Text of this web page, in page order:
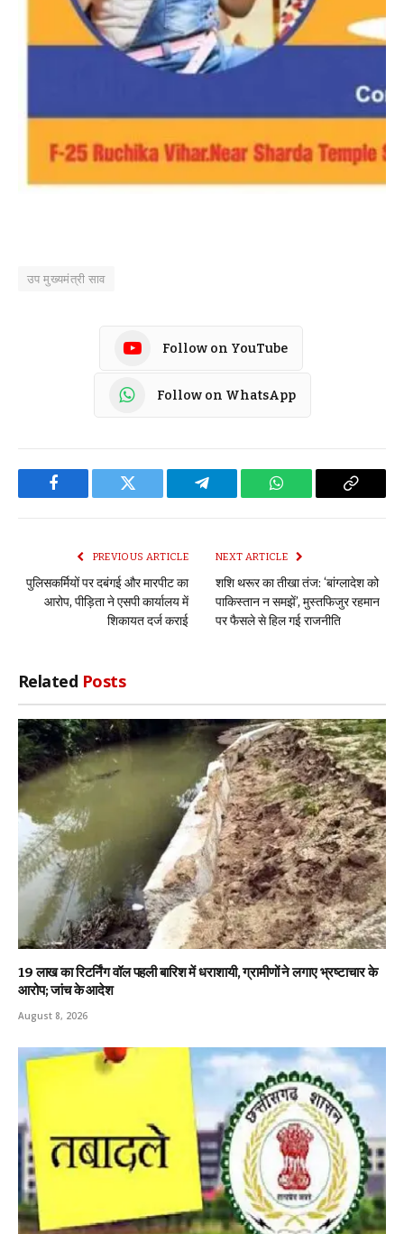
उप मुख्यमंत्री साव
Follow on YouTube
Follow on WhatsApp
Facebook Twitter Telegram WhatsApp Copy
PREVIOUS ARTICLE
पुलिसकर्मियों पर दबंगई और मारपीट का
आरोप, पीड़िता ने एसपी कार्यालय में
शिकायत दर्ज कराई
NEXT ARTICLE
शशि थरूर का तीखा तंज: ‘बांग्लादेश को
पाकिस्तान न समझें’, मुस्तफिजुर रहमान
पर फैसले से हिल गई राजनीति
Related Posts
19 लाख का रिटर्निंग वॉल पहली बारिश में धराशायी, ग्रामीणों ने लगाए भ्रष्टाचार के
आरोप; जांच के आदेश
August 8, 2026